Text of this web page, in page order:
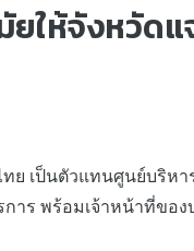
ให้จังหวัด
เป็นตัวแทนศูนย์บริหา
าร พร้อมเจ้าหน้าที่ขอ